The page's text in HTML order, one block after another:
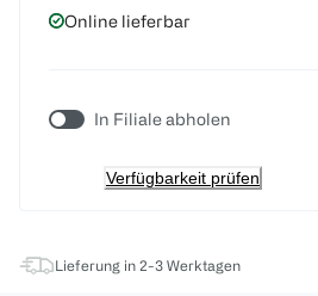
Online lieferbar
In Filiale abholen
Verfügbarkeit prüfen
Lieferung in 2-3 Werktagen